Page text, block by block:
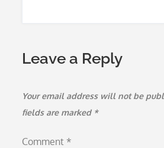
Leave a Reply
Your email address will not be
fields are marked *
Comment *